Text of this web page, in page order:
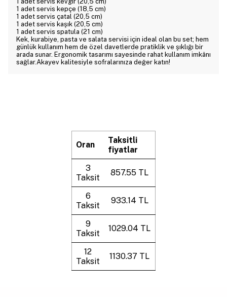
1 adet servis kepçe (18,5 cm)
1 adet servis çatal (20,5 cm)
1 adet servis kaşık (20,5 cm)
1 adet servis spatula (21 cm)
Kek, kurabiye, pasta ve salata servisi için ideal olan bu set; hem
günlük kullanım hem de özel davetlerde pratiklik ve şıklığı bir
arada sunar. Ergonomik tasarımı sayesinde rahat kullanım imkânı
sağlar.Akayev kalitesiyle sofralarınıza değer katın!
Oran
Taksitli
fiyatlar
3
Taksit
857.55 TL
6
Taksit
933.14 TL
9
Taksit
1029.04 TL
12
Taksit
1130.37 TL